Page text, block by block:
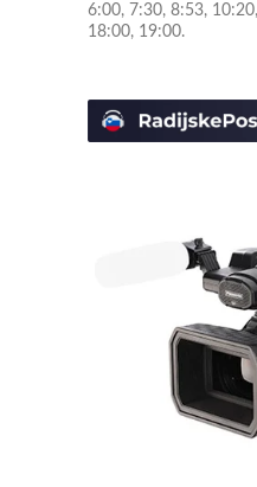
6:00, 7:30, 8:53,
18:00, 19:00.